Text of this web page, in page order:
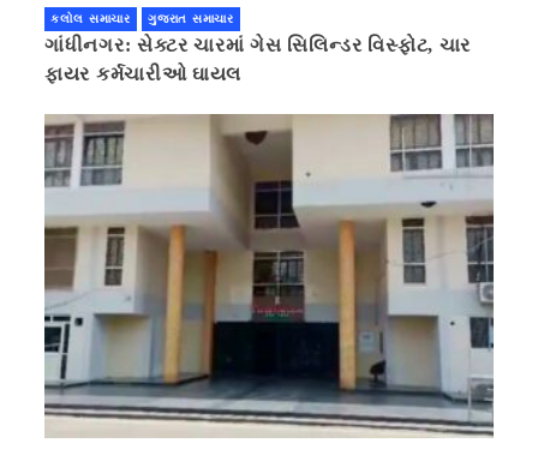
કલોલ સમાચાર ગુજરાત સમાચાર
ગાંધીનગર: સેક્ટર ચારમાં ગેસ સિલિન્ડર વિસ્ફોટ, ચાર
ફાયર કર્મચારીઓ ઘાયલ